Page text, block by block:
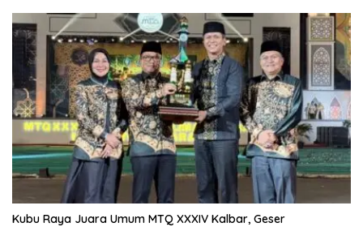
Kubu Raya Juara Umum MTQ XXXIV Kalbar, Geser